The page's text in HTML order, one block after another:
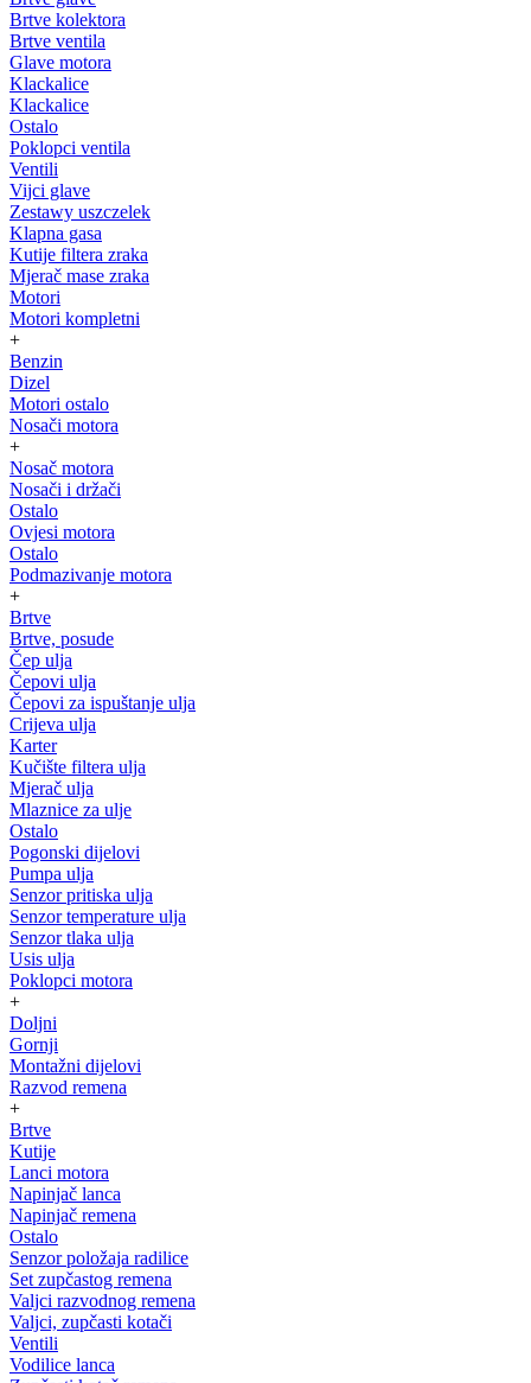
Brtve kolektora
Brtve ventila
Glave motora
Klackalice
Klackalice
Ostalo
Poklopci ventila
Ventili
Vijci glave
Zestawy uszczelek
Klapna gasa
Kutije filtera zraka
Mjerač mase zraka
Motori
Motori kompletni
+
Benzin
Dizel
Motori ostalo
Nosači motora
+
Nosač motora
Nosači i držači
Ostalo
Ovjesi motora
Ostalo
Podmazivanje motora
+
Brtve
Brtve, posude
Čep ulja
Čepovi ulja
Čepovi za ispuštanje ulja
Crijeva ulja
Karter
Kučište filtera ulja
Mjerač ulja
Mlaznice za ulje
Ostalo
Pogonski dijelovi
Pumpa ulja
Senzor pritiska ulja
Senzor temperature ulja
Senzor tlaka ulja
Usis ulja
Poklopci motora
+
Doljni
Gornji
Montažni dijelovi
Razvod remena
+
Brtve
Kutije
Lanci motora
Napinjač lanca
Napinjač remena
Ostalo
Senzor položaja radilice
Set zupčastog remena
Valjci razvodnog remena
Valjci, zupčasti kotači
Ventili
Vodilice lanca